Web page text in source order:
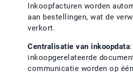
Inkoopfacturen worden
aan bestellingen, wat de
verkort.
Centralisatie van inkoopdata
inkoopgerelateerde
communicatie worden op